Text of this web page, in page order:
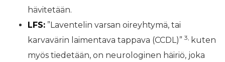
hävitetään.
LFS: ”Laventelin varsan oireyhtymä, tai
karvavärin laimentava tappava (CCDL)” 3, kuten
myös tiedetään, on neurologinen häiriö, joka